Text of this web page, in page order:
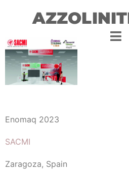
Enomaq 2023
SACMI
Zaragoza, Spain